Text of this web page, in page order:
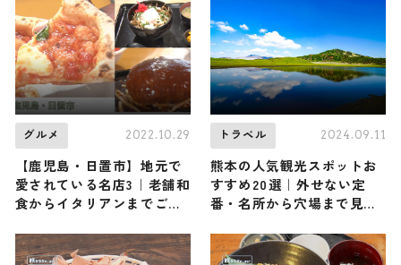
グルメ 2022.10.29
【鹿児島・日置市】地元で
愛されている名店3｜老舗和
食からイタリアンまでご紹
トラベル 2024.09.11
熊本の人気観光スポットお
すすめ20選｜外せない定
番・名所から穴場まで見ど